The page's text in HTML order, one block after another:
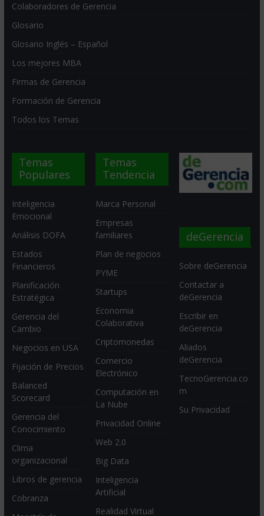
Colaboradores de Gerencia
Glosario
Glosario Inglés – Español
Los mejores MBA
Firmas de Gerencia
Formación de Gerencia
Todos los Temas
Temas
Populares
Inteligencia
Emocional
Análisis DOFA
Estados
Financieros
Planificación
Estratégica
Gerencia del
Cambio
Negocios en USA
Fijación de Precios
Balanced
Scorecard
Gerencia del
Conocimiento
Clima
organizacional
Libros de gerencia
Cobranza
Temas
Tendencia
Marca Personal
Empresas
familiares
Plan de negocios
PYME
Startups
Economia
Colaborativa
Criptomonedas
Comercio
Electrónico
Computación en
La Nube
Privacidad Online
Web 2.0
Big Data
Inteligencia
Artificial
Realidad Virtual
deGerencia
Sobre deGerencia
Contactar a
deGerencia
Escribir en
deGerencia
Aliados
deGerencia
TecnoGerencia.co
m
Su Privacidad